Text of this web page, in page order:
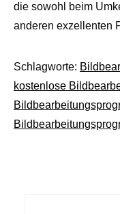
die sowohl beim
anderen exzellenten
Schlagworte:
kostenlose